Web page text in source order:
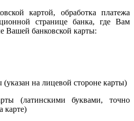
картой, обработка платежа
странице банка, где Вам
Вашей банковской карты:
(указан на лицевой стороне карты)
(латинскими буквами, точно
карте)